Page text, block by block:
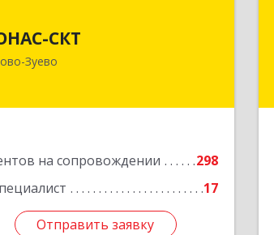
СКТ
Зуево
на сопровождении
298
17
Отправить заявку
Зуево г, Бабушкина ул, дом № 2А,
Отправить заявку